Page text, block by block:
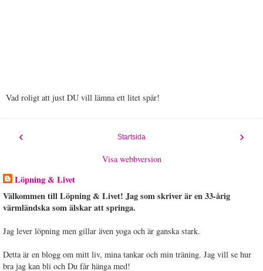
Vad roligt att just DU vill lämna ett litet spår!
‹ ›
Startsida
Visa webbversion
Löpning & Livet
Välkommen till Löpning & Livet! Jag som skriver är en 33-årig
värmländska som älskar att springa.
Jag lever löpning men gillar även yoga och är ganska stark.
Detta är en blogg om mitt liv, mina tankar och min träning. Jag vill se hur
bra jag kan bli och Du får hänga med!